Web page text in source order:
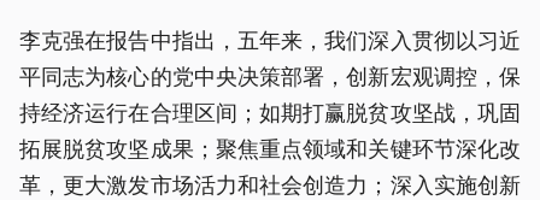
李克强在报告中指出，五年来，我们深入贯彻以习近
平同志为核心的党中央决策部署，创新宏观调控，保
持经济运行在合理区间；如期打赢脱贫攻坚战，巩固
拓展脱贫攻坚成果；聚焦重点领域和关键环节深化改
革，更大激发市场活力和社会创造力；深入实施创新